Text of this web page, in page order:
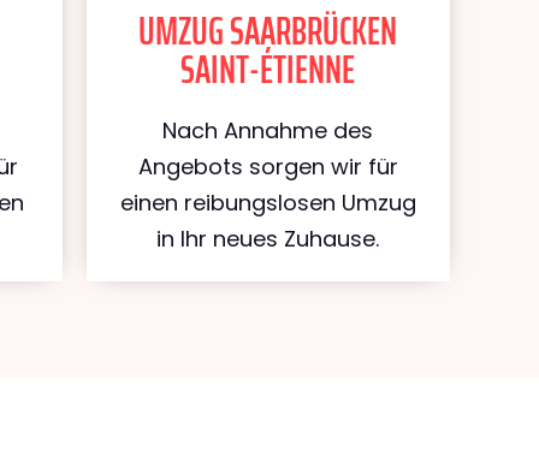
UMZUG SAARBRÜCKEN
SAINT-ÉTIENNE
Nach Annahme des
Angebots sorgen wir für
einen reibungslosen Umzug
in Ihr neues Zuhause.